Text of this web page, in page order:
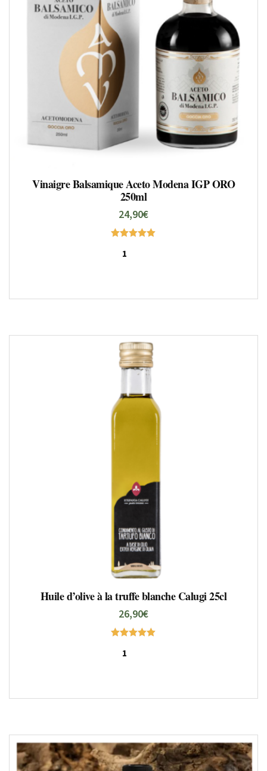
Vinaigre Balsamique Aceto Modena IGP ORO
250ml
24,90€
Huile d’olive à la truffe blanche Calugi 25cl
26,90€